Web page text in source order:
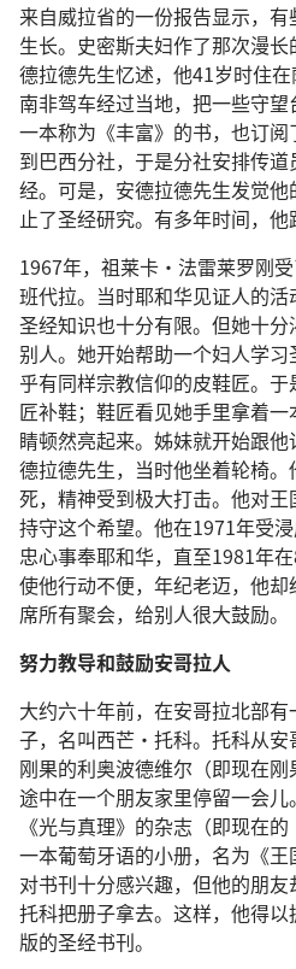
来自威拉省的一份报告显示，
生长。史密斯夫妇作了那次漫
德拉德先生忆述，他41岁时住
南非驾车经过当地，把一些守
一本称为《丰富》的书，也订
到巴西分社，于是分社安排传
经。可是，安德拉德先生发觉
止了圣经研究。有多年时间，他
1967年，祖莱卡·法雷莱罗刚
班代拉。当时耶和华见证人的
圣经知识也十分有限。但她十
别人。她开始帮助一个妇人学
乎有同样宗教信仰的皮鞋匠。
匠补鞋；鞋匠看见她手里拿着
睛顿然亮起来。姊妹就开始跟
德拉德先生，当时他坐着轮椅
死，精神受到极大打击。 他对王
持守这个希望。他在1971年受
忠心事奉耶和华，直至1981年
使他行动不便，年纪老迈，他
席所有聚会，给别人很大鼓励。
努力教导和鼓励安哥拉人
大约六十年前，在安哥拉北部
子，名叫西芒·托科。托科从安
刚果的利奥波德维尔（即现在刚
途中在一个朋友家里停留一会
《光与真理》的杂志（即现在
一本葡萄牙语的小册，名为《
对书刊十分感兴趣，但他的朋
托科把册子拿去。这样，他得
版的圣经书刊。